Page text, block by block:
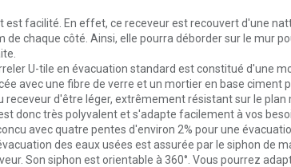
est facilité. En effet, ce receveur est recouvert d'une
de chaque côté. Ainsi, elle pourra déborder sur le mur
U-tile en évacuation standard est constitué d'une
avec une fibre de verre et un mortier en base ciment
receveur d'être léger, extrêmement résistant sur le plan
donc très polyvalent et s'adapte facilement à vos
avec quatre pentes d'environ 2% pour une
des eaux usées est assurée par le siphon de
Son siphon est orientable à 360°. Vous pourrez